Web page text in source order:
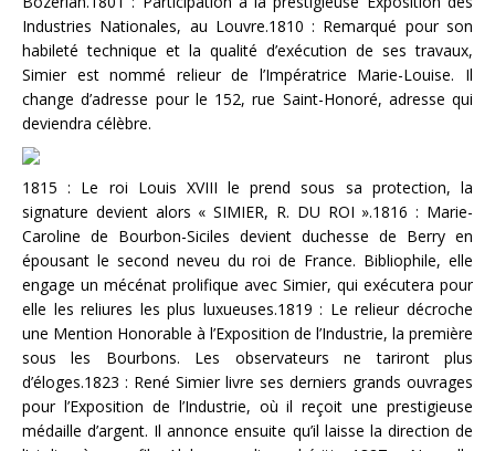
Industries Nationales, au Louvre.1810 : Remarqué pour son
habileté technique et la qualité d’exécution de ses travaux,
Simier est nommé relieur de l’Impératrice Marie-Louise. Il
change d’adresse pour le 152, rue Saint-Honoré, adresse qui
deviendra célèbre.
1815 : Le roi Louis XVIII le prend sous sa protection, la
signature devient alors « SIMIER, R. DU ROI ».1816 : Marie-
Caroline de Bourbon-Siciles devient duchesse de Berry en
épousant le second neveu du roi de France. Bibliophile, elle
engage un mécénat prolifique avec Simier, qui exécutera pour
elle les reliures les plus luxueuses.1819 : Le relieur décroche
une Mention Honorable à l’Exposition de l’Industrie, la première
sous les Bourbons. Les observateurs ne tariront plus
d’éloges.1823 : René Simier livre ses derniers grands ouvrages
pour l’Exposition de l’Industrie, où il reçoit une prestigieuse
médaille d’argent. Il annonce ensuite qu’il laisse la direction de